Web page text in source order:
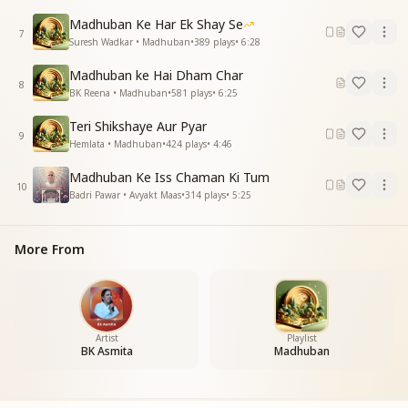
हर दिल कहे हमारा है अम्बर से धरती पर जैसे
प्रभु ने स्वर्ग उतारा है
प्रभु ने स्वर्ग उतारा है
वो ज्ञान सरोवर प्यारा है हर दिल कहे हमारा है
ज्ञान सरोवर प्यारा है हर दिल कहे हमारा है
ज्ञान सरोवर प्यारा है हर दिल कहे हमारा है
7
Madhuban Ke Har Ek Shay Se
Suresh Wadkar • Madhuban•389 plays• 6:28
8
Madhuban ke Hai Dham Char
BK Reena • Madhuban•581 plays• 6:25
9
Teri Shikshaye Aur Pyar
Hemlata • Madhuban•424 plays• 4:46
10
Madhuban Ke Iss Chaman Ki Tum
Badri Pawar • Avyakt Maas•314 plays• 5:25
More From
Artist
BK Asmita
Playlist
Madhuban